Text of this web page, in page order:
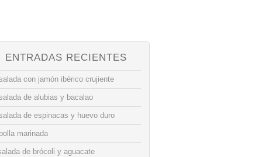
ENTRADAS RECIENTES
con jamón ibérico crujiente
de alubias y bacalao
de espinacas y huevo duro
marinada
de brócoli y aguacate